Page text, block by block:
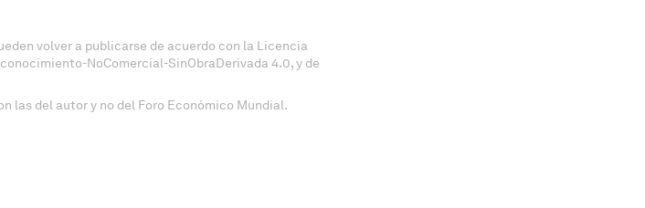
volver a publicarse de acuerdo con la Licencia
NoComercial-SinObraDerivada 4.0, y de
las del autor y no del Foro Económico Mundial.